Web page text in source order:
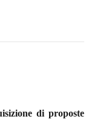
di proposte